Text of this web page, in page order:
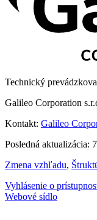
Technický
Galileo Corporation
Kontakt: Galileo
Posledná aktualizácia:
Zmena vzhľadu,
Vyhlásenie o
Webové sídlo